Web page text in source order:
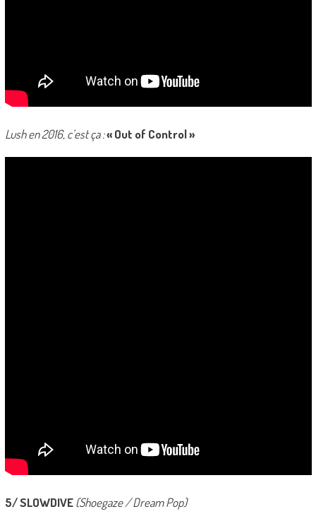
Lush en 2016, c’est ça :« Out of Control »
5/ SLOWDIVE(Shoegaze / Dream Pop)